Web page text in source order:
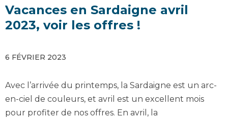
Vacances en Sardaigne avril
2023, voir les offres !
6 FÉVRIER 2023
Avec l’arrivée du printemps, la Sardaigne est un arc-
en-ciel de couleurs, et avril est un excellent mois
pour profiter de nos offres. En avril, la